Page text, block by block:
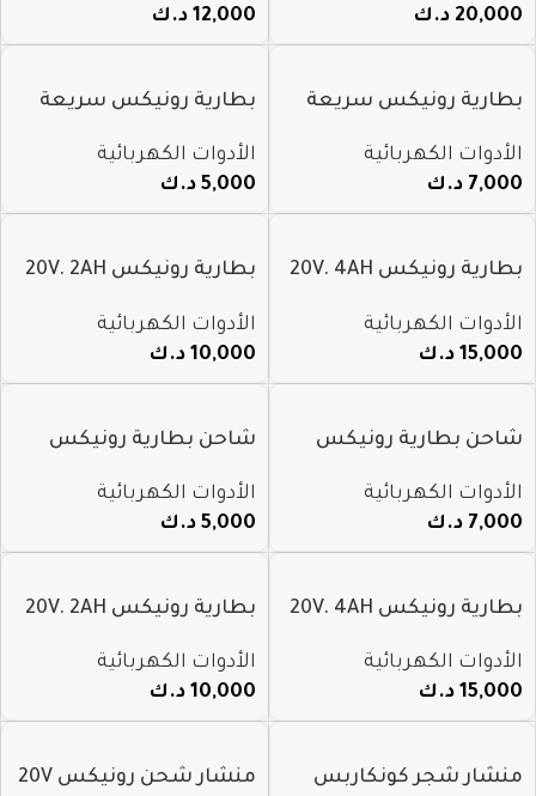
20,000 د.ك
12,000 د.ك
بطارية رونيكس سريعة
الأدوات الكهربائية
7,000 د.ك
بطارية رونيكس سريعة
الأدوات الكهربائية
5,000 د.ك
بطارية رونيكس 20V. 4AH
الأدوات الكهربائية
15,000 د.ك
بطارية رونيكس 20V. 2AH
الأدوات الكهربائية
10,000 د.ك
شاحن بطارية رونيكس
الأدوات الكهربائية
7,000 د.ك
شاحن بطارية رونيكس
الأدوات الكهربائية
5,000 د.ك
بطارية رونيكس 20V. 4AH
الأدوات الكهربائية
15,000 د.ك
بطارية رونيكس 20V. 2AH
الأدوات الكهربائية
10,000 د.ك
منشار شجر كونكاربس
منشار شحن رونيكس 20V